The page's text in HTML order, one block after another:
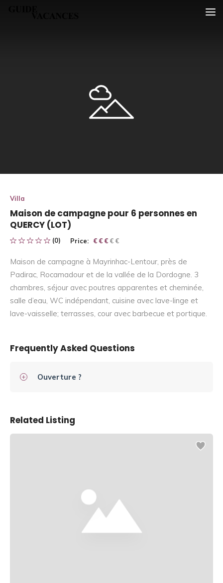
Villa
Maison de campagne pour 6 personnes en
QUERCY (LOT)
(0) Price: € € € € €
€ € €
Maison de campagne à Mayrinhac-Lentour, près de
Padirac, Rocamadour et de la vallée de la Dordogne. 3
chambres, séjour avec poutres apparentes et cheminée,
salle d’eau, WC indépendant, cuisine avec lave-linge et
lave-vaisselle; terrasses, cour avec barbecue et portique.
Frequently Asked Questions
Ouverture ?
Related Listing